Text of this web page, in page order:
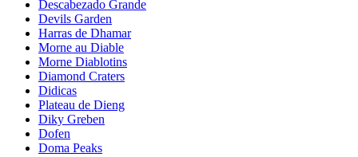
Descabezado Grande
Devils Garden
Harras de Dhamar
Morne au Diable
Morne Diablotins
Diamond Craters
Didicas
Plateau de Dieng
Diky Greben
Dofen
Doma Peaks